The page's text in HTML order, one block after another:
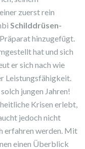
zuerst rein
Schilddrüsen-
hinzugefügt.
hat und sich
er sich nach wie
Leistungsfähigkeit.
jungen Jahren!
Krisen erlebt,
jedoch nicht
erfahren werden. Mit
einen Überblick